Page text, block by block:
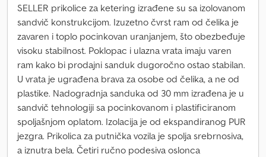
SELLER prikolice za ketering izrađene su sa izolovanom
sandvič konstrukcijom. Izuzetno čvrst ram od čelika je
zavaren i toplo pocinkovan uranjanjem, što obezbeđuje
visoku stabilnost. Poklopac i ulazna vrata imaju varen
ram kako bi prodajni sanduk dugoročno ostao stabilan.
U vrata je ugrađena brava za osobe od čelika, a ne od
plastike. Nadogradnja sanduka od 30 mm izrađena je u
sandvič tehnologiji sa pocinkovanom i plastificiranom
spoljašnjom oplatom. Izolacija je od ekspandiranog PUR
jezgra. Prikolica za putnička vozila je spolja srebrnosiva,
a iznutra bela. Četiri ručno podesiva oslonca